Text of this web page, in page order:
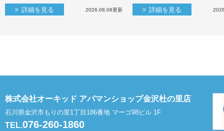
詳細を見る 2026.08.08更新 詳細を見る
株式会社オーキッド アパマンショップ金沢杜の里店
石川県金沢市もりの里1丁目186番地 マーゴ98ビル 1F
TEL.076-260-1860